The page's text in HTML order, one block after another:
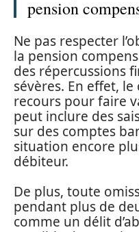
pension
Ne pas respecter
la pension
des répercussions
sévères. En effet,
recours pour faire
peut inclure des
sur des comptes
situation encore
débiteur.
De plus, toute
pendant plus de
comme un délit